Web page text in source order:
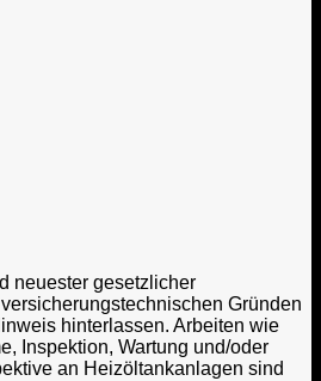
neuester gesetzlicher
Gründen
hinterlassen. Arbeiten wie
Inspektion, Wartung und/oder
an Heizöltankanlagen sind